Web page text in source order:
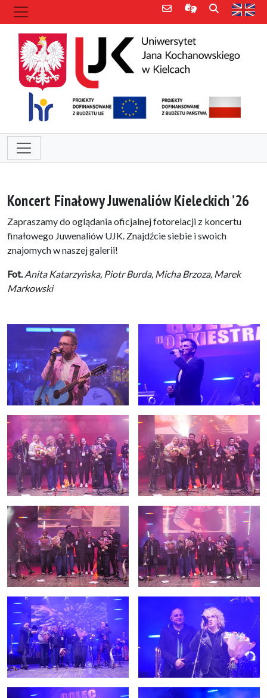
Poczta e-mailInformacje dla
Szukaj
Koncert Finałowy Juwenaliów Kieleckich ’26
Zapraszamy do oglądania oficjalnej fotorelacji z koncertu
finałowego Juwenaliów UJK. Znajdźcie siebie i swoich
znajomych w naszej galerii!
Fot.Anita Katarzyńska, Piotr Burda, Micha Brzoza, Marek
Markowski